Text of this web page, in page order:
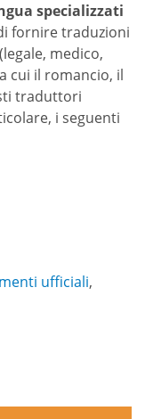
specializzati
fornire traduzioni
medico,
cui il romancio, il
traduttori
i seguenti
ufficiali,